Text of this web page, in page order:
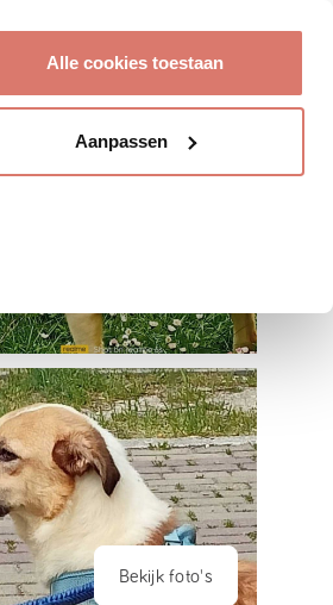
Alle cookies toestaan
Aanpassen
Bekijk foto's